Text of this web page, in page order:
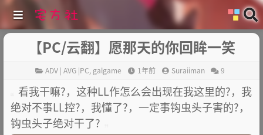
【PC/云翻】愿那天的你回眸一笑
ADV | AVG |PC, galgame 1年前 Suraiiman 9
看我干嘛?，这种LL作怎么会出现在我这里的?，我
绝对不事LL控?，我懂了?，一定事钩虫头子害的?，
钩虫头子绝对干了?